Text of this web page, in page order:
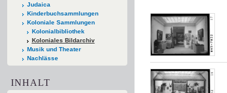
Judaica
Kinderbuchsammlungen
Koloniale Sammlungen
Kolonialbibliothek
Koloniales Bildarchiv
Musik und Theater
Nachlässe
INHALT